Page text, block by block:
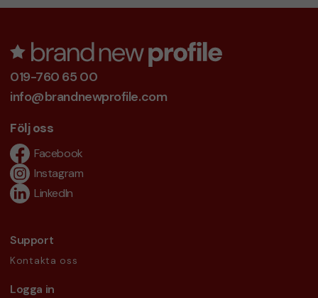
019-760 65 00
info@brandnewprofile.com
Följ oss
Facebook
Instagram
LinkedIn
Support
Kontakta oss
Logga in